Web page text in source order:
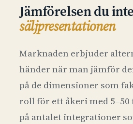
Jämförelsen du
säljpresentationen
Marknaden erbjuder
händer när man jämför
på de dimensioner som
roll för ett åkeri med
på antalet integrationer